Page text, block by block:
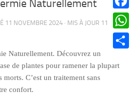
Naturellement
11 NOVEMBRE 2024 · MIS À JOUR 11
Naturellement. Découvrez un
de plantes pour ramener la plupart
morts. C’est un traitement sans
confort.